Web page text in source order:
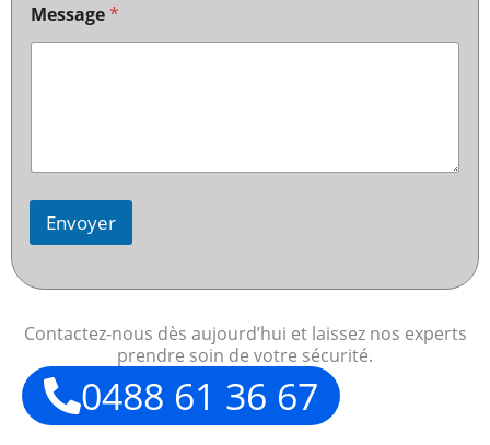
Message*
Envoyer
Contactez-nous dès aujourd’hui et laissez nos experts
prendre soin de votre sécurité.
0488 61 36 67